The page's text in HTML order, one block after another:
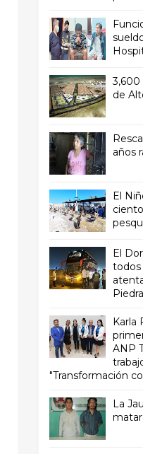
3,600
de
años
El
El
todos
Piedra
Karla
ANP
"Transformación
La